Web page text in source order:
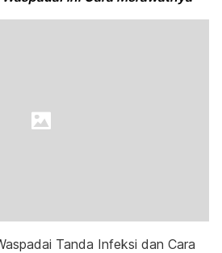
Tanda Infeksi dan Cara